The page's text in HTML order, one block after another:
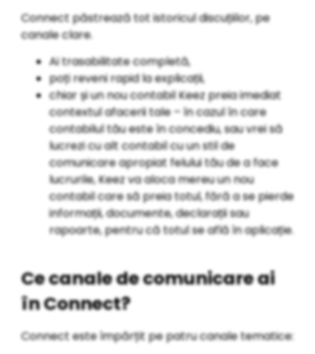
Connect păstrează tot istoricul discuțiilor, pe
canale clare.
Ai trasabilitate completă,
poți reveni rapid la explicații,
chiar și un nou contabil Keez preia imediat
contextul afacerii tale – în cazul în care
contabilul tău este în concediu, sau vrei să
lucrezi cu alt contabil cu un stil de
comunicare apropiat felului tău de a face
lucrurile, Keez va aloca mereu un nou
contabil care să preia totul, fără a se pierde
informații, documente, declarații sau
rapoarte, pentru că totul se află în aplicație.
Ce canale de comunicare ai
în Connect?
Connect este împărțit pe patru canale tematice: